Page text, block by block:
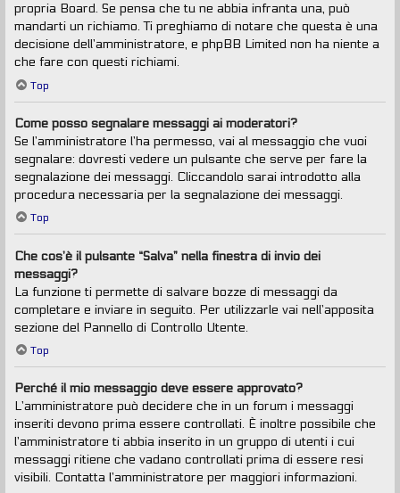
propria Board. Se pensa che tu ne abbia infranta una, può
mandarti un richiamo. Ti preghiamo di notare che questa è una
decisione dell’amministratore, e phpBB Limited non ha niente a
che fare con questi richiami.
Top
Come posso segnalare messaggi ai moderatori?
Se l’amministratore l’ha permesso, vai al messaggio che vuoi
segnalare: dovresti vedere un pulsante che serve per fare la
segnalazione dei messaggi. Cliccandolo sarai introdotto alla
procedura necessaria per la segnalazione dei messaggi.
Top
Che cos’è il pulsante “Salva” nella finestra di invio dei
messaggi?
La funzione ti permette di salvare bozze di messaggi da
completare e inviare in seguito. Per utilizzarle vai nell’apposita
sezione del Pannello di Controllo Utente.
Top
Perché il mio messaggio deve essere approvato?
L’amministratore può decidere che in un forum i messaggi
inseriti devono prima essere controllati. È inoltre possibile che
l’amministratore ti abbia inserito in un gruppo di utenti i cui
messaggi ritiene che vadano controllati prima di essere resi
visibili. Contatta l’amministratore per maggiori informazioni.